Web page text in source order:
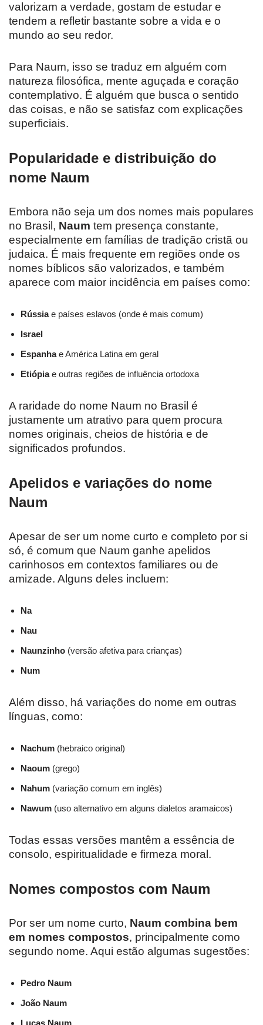
valorizam a verdade, gostam de estudar e
tendem a refletir bastante sobre a vida e o
mundo ao seu redor.
Para Naum, isso se traduz em alguém com
natureza filosófica, mente aguçada e coração
contemplativo. É alguém que busca o sentido
das coisas, e não se satisfaz com explicações
superficiais.
Popularidade e distribuição do
nome Naum
Embora não seja um dos nomes mais populares
no Brasil, Naum tem presença constante,
especialmente em famílias de tradição cristã ou
judaica. É mais frequente em regiões onde os
nomes bíblicos são valorizados, e também
aparece com maior incidência em países como:
Rússiae países eslavos (onde é mais comum)
Israel
Espanhae América Latina em geral
Etiópiae outras regiões de influência ortodoxa
A raridade do nome Naum no Brasil é
justamente um atrativo para quem procura
nomes originais, cheios de história e de
significados profundos.
Apelidos e variações do nome
Naum
Apesar de ser um nome curto e completo por si
só, é comum que Naum ganhe apelidos
carinhosos em contextos familiares ou de
amizade. Alguns deles incluem:
Na
Nau
Naunzinho (versão afetiva para crianças)
Num
Além disso, há variações do nome em outras
línguas, como:
Nachum (hebraico original)
Naoum (grego)
Nahum (variação comum em inglês)
Nawum (uso alternativo em alguns dialetos aramaicos)
Todas essas versões mantêm a essência de
consolo, espiritualidade e firmeza moral.
Nomes compostos com Naum
Por ser um nome curto, Naum combina bem
em nomes compostos, principalmente como
segundo nome. Aqui estão algumas sugestões:
Pedro Naum
João Naum
Lucas Naum